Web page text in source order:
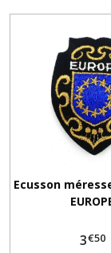
Ecusson
3€50